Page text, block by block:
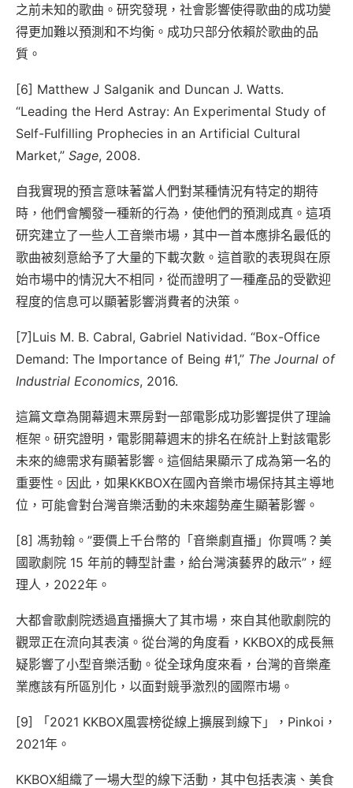
之前未知的歌曲。研究發現，社會影響使得歌曲的成功變
得更加難以預測和不均衡。成功只部分依賴於歌曲的品
質。
[6] Matthew J Salganik and Duncan J. Watts.
“Leading the Herd Astray: An Experimental Study of
Self-Fulfilling Prophecies in an Artificial Cultural
Market,” Sage, 2008.
自我實現的預言意味著當人們對某種情況有特定的期待
時，他們會觸發一種新的行為，使他們的預測成真。這項
研究建立了一些人工音樂市場，其中一首本應排名最低的
歌曲被刻意給予了大量的下載次數。這首歌的表現與在原
始市場中的情況大不相同，從而證明了一種產品的受歡迎
程度的信息可以顯著影響消費者的決策。
[7]Luis M. B. Cabral, Gabriel Natividad. “Box-Office
Demand: The Importance of Being #1,” The Journal of
Industrial Economics, 2016.
這篇文章為開幕週末票房對一部電影成功影響提供了理論
框架。研究證明，電影開幕週末的排名在統計上對該電影
未來的總需求有顯著影響。這個結果顯示了成為第一名的
重要性。因此，如果KKBOX在國內音樂市場保持其主導地
位，可能會對台灣音樂活動的未來趨勢產生顯著影響。
[8] 馮勃翰。”要價上千台幣的「音樂劇直播」你買嗎？美
國歌劇院 15 年前的轉型計畫，給台灣演藝界的啟示”，經
理人，2022年。
大都會歌劇院透過直播擴大了其市場，來自其他歌劇院的
觀眾正在流向其表演。從台灣的角度看，KKBOX的成長無
疑影響了小型音樂活動。從全球角度來看，台灣的音樂產
業應該有所區別化，以面對競爭激烈的國際市場。
[9] 「2021 KKBOX風雲榜從線上擴展到線下」，Pinkoi，
2021年。
KKBOX組織了一場大型的線下活動，其中包括表演、美食